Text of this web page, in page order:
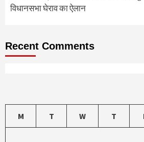
विधानसभा घेराव का ऐलान
Recent Comments
M T W T